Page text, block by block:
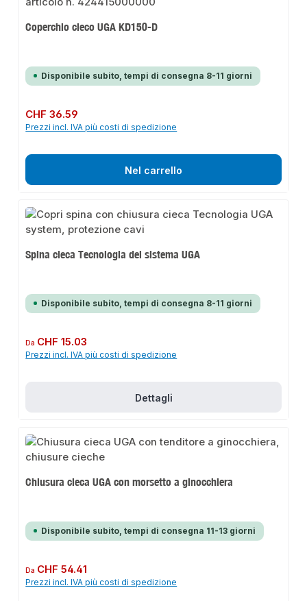
Coperchio cieco UGA KD150-D
Disponibile subito, tempi di consegna 8-11 giorni
Prezzo normale:
CHF 36.59
Prezzi incl. IVA più costi di spedizione
Nel carrello
Spina cieca Tecnologia del sistema UGA
Disponibile subito, tempi di consegna 8-11 giorni
Prezzo normale:
Da CHF 15.03
Prezzi incl. IVA più costi di spedizione
Dettagli
Chiusura cieca UGA con morsetto a ginocchiera
Disponibile subito, tempi di consegna 11-13 giorni
Prezzo normale:
Da CHF 54.41
Prezzi incl. IVA più costi di spedizione